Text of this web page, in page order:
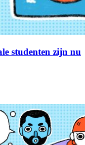
studenten zijn nu